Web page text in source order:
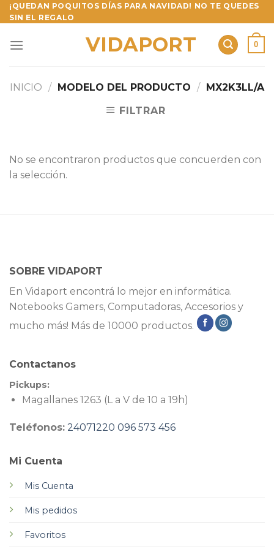
Skip
to
¡QUEDAN POQUITOS DÍAS PARA NAVIDAD! NO TE QUEDES
SIN EL REGALO
VIDAPORT 0
INICIO / MODELO DEL PRODUCTO / MX2K3LL/A
FILTRAR
No se encontraron productos que concuerden con
la selección.
SOBRE VIDAPORT
En Vidaport encontrá lo mejor en informática.
Notebooks Gamers, Computadoras, Accesorios y
mucho más! Más de 10000 productos.
Mi Cuenta
Mis Cuenta
Mis pedidos
Favoritos
Contactanos
Pickups:
Magallanes 1263 (L a V de 10 a 19h)
Teléfonos: 24071220 096 573 456